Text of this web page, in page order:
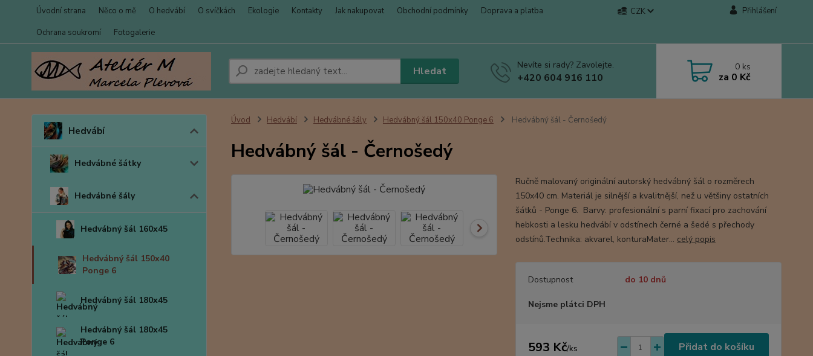
Úvodní strana Něco o mě O hedvábí O svíčkách Ekologie Kontakty Jak nakupovat Obchodní podmínky
Doprava a platba
Ochrana soukromí
Fotogalerie
CZK Přihlášení
Hledat Nevíte si rady? Zavolejte.
+420 604 916 110
0 ks
za 0 Kč
Hedvábí
Hedvábné šátky
Hedvábné šály
Hedvábný šál 160x45
Hedvábný šál 150x40
Ponge 6
Hedvábný šál 180x45
Hedvábný šál 180x45
Ponge 6
Úvod Hedvábí Hedvábné šály Hedvábný šál 150x40 Ponge 6 Hedvábný šál - Černošedý
Hedvábný šál - Černošedý
Ručně malovaný originální autorský hedvábný šál o rozměrech
150x40 cm. Materiál je silnější a kvalitnější, než u většiny ostatních
šátků - Ponge 6. Barvy: profesionální s parní fixací pro zachování
hebkosti a lesku hedvábí v odstínech černé a šedé s přechody
odstínů.Technika: akvarel, konturaMater... celý popis
Dostupnost do 10 dnů
Nejsme plátci DPH
593 Kč/ks Přidat do košíku